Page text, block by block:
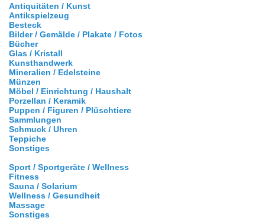
Antiquitäten / Kunst
Antikspielzeug
Besteck
Bilder / Gemälde / Plakate / Fotos
Bücher
Glas / Kristall
Kunsthandwerk
Mineralien / Edelsteine
Münzen
Möbel / Einrichtung / Haushalt
Porzellan / Keramik
Puppen / Figuren / Plüschtiere
Sammlungen
Schmuck / Uhren
Teppiche
Sonstiges
Sport / Sportgeräte / Wellness
Fitness
Sauna / Solarium
Wellness / Gesundheit
Massage
Sonstiges